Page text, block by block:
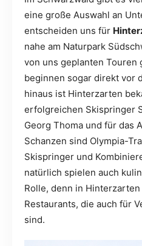
eine große Auswahl an
entscheiden uns für
nahe am Naturpark
von uns geplanten Touren
beginnen sogar direkt vor
hinaus ist Hinterzarten
erfolgreichen Skispringer
Georg Thoma und für das
Schanzen sind Olympia-
Skispringer und
natürlich spielen auch
Rolle, denn in
Restaurants, die auch für
sind.